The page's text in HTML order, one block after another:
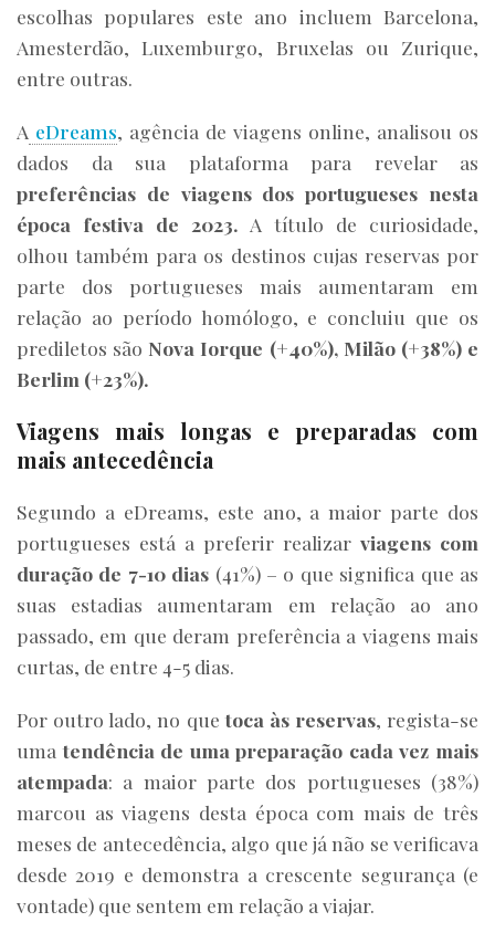
escolhas populares este ano incluem Barcelona,
Amesterdão, Luxemburgo, Bruxelas ou Zurique,
entre outras.
A eDreams, agência de viagens online, analisou os
dados da sua plataforma para revelar as
preferências de viagens dos portugueses nesta
época festiva de 2023. A título de curiosidade,
olhou também para os destinos cujas reservas por
parte dos portugueses mais aumentaram em
relação ao período homólogo, e concluiu que os
prediletos são Nova Iorque (+40%), Milão (+38%) e
Berlim (+23%).
Viagens mais longas e preparadas com
mais antecedência
Segundo a eDreams, este ano, a maior parte dos
portugueses está a preferir realizar viagens com
duração de 7-10 dias (41%) – o que significa que as
suas estadias aumentaram em relação ao ano
passado, em que deram preferência a viagens mais
curtas, de entre 4-5 dias.
Por outro lado, no quetoca às reservas, regista-se
umatendência de uma preparação cada vez mais
atempada: a maior parte dos portugueses (38%)
marcou as viagens desta época com mais de três
meses de antecedência, algo que já não se verificava
desde 2019 e demonstra a crescente segurança (e
vontade) que sentem em relação a viajar.